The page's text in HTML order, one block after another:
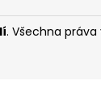
. Všechna práva